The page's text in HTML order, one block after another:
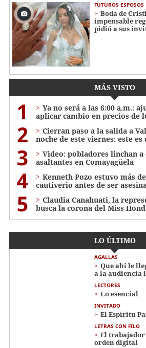
FUTUROS ESPOSOS
Boda de
impensable
pidió a sus
MÁS VISTO
1
Ya no será a las 6:00 a.m.:
aplicar cambio en precios de
2
Cierran paso a la salida a
noche de este viernes: este
3
Video: pobladores linchan a
asaltantes en Comayagüela
4
Kenneth Pozo estuvo más
cautiverio antes de ser
5
Claudia Canahuati, la
busca la corona del Miss
LO ÚLTIMO
AGALLAS
Que ahí le
a la audiencia
LECTORES
Lo esencial
INVITADO
El Espíritu
LETRAS CON FILO
El
orden digital